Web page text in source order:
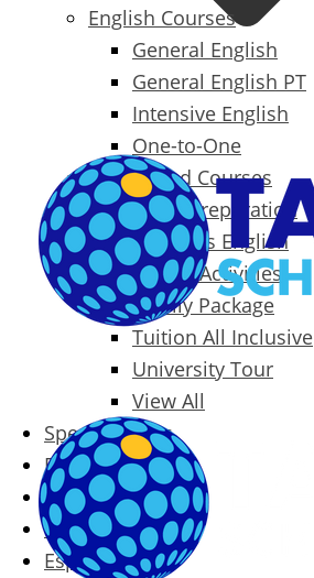
English Courses
General English
General English PT
Intensive English
One-to-One
Specialized Courses
Exam Preparation
Business English
Packages & Activities
Family Package
Tuition All Inclusive
University Tour
View All
Special Offers
Prices
Blog
Contact
Español